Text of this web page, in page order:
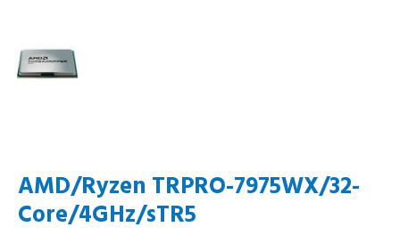
AMD/Ryzen TRPRO-7975WX/32-
Core/4GHz/sTR5